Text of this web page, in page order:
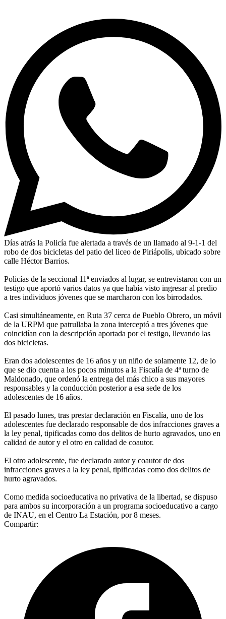
Días atrás la Policía fue alertada a través de un llamado al 9-1-1 del
robo de dos bicicletas del patio del liceo de Piriápolis, ubicado sobre
calle Héctor Barrios.
Policías de la seccional 11ª enviados al lugar, se entrevistaron con un
testigo que aportó varios datos ya que había visto ingresar al predio
a tres individuos jóvenes que se marcharon con los birrodados.
Casi simultáneamente, en Ruta 37 cerca de Pueblo Obrero, un móvil
de la URPM que patrullaba la zona interceptó a tres jóvenes que
coincidían con la descripción aportada por el testigo, llevando las
dos bicicletas.
Eran dos adolescentes de 16 años y un niño de solamente 12, de lo
que se dio cuenta a los pocos minutos a la Fiscalía de 4ª turno de
Maldonado, que ordenó la entrega del más chico a sus mayores
responsables y la conducción posterior a esa sede de los
adolescentes de 16 años.
El pasado lunes, tras prestar declaración en Fiscalía, uno de los
adolescentes fue declarado responsable de dos infracciones graves a
la ley penal, tipificadas como dos delitos de hurto agravados, uno en
calidad de autor y el otro en calidad de coautor.
El otro adolescente, fue declarado autor y coautor de dos
infracciones graves a la ley penal, tipificadas como dos delitos de
hurto agravados.
Como medida socioeducativa no privativa de la libertad, se dispuso
para ambos su incorporación a un programa socioeducativo a cargo
de INAU, en el Centro La Estación, por 8 meses.
Compartir: